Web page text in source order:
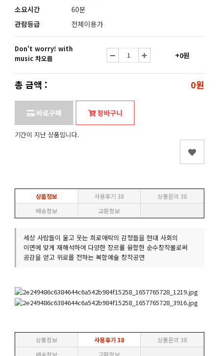
소요시간
60분
관람등급
전체이용가
Don't worry! with
music 차오름
+0원
총 금액 : 0원
바로구매 장바구니
기간이 지난 상품입니다.
상품정보 사용후기 38 상품문의 38
배송정보
교환정보
세상 사람들이 울고 웃는 희로애락의 감정들을 현대 사회의
이면에 맞게 재해석하여 다양한 장르룰 융합한 순수창작물로써
공감을 얻고 위로를 전하는 복합예술 창작공연
상품정보 사용후기 38 상품문의 38
배송정보
교환정보